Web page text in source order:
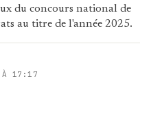
du concours national de
au titre de l'année 2025.
17:17